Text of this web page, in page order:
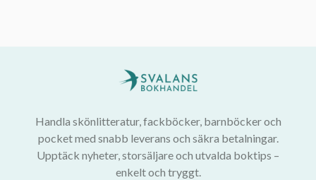
Handla skönlitteratur, fackböcker, barnböcker och
pocket med snabb leverans och säkra betalningar.
Upptäck nyheter, storsäljare och utvalda boktips –
enkelt och tryggt.